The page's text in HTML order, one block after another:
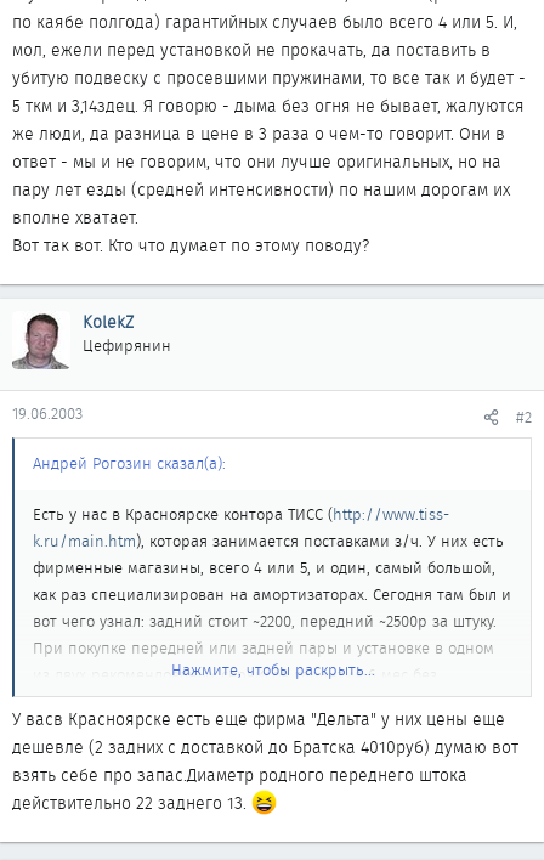
по каябе полгода) гарантийных случаев было всего 4 или 5. И,
мол, ежели перед установкой не прокачать, да поставить в
убитую подвеску с просевшими пружинами, то все так и будет -
5 ткм и 3,14здец. Я говорю - дыма без огня не бывает, жалуются
же люди, да разница в цене в 3 раза о чем-то говорит. Они в
ответ - мы и не говорим, что они лучше оригинальных, но на
пару лет езды (средней интенсивности) по нашим дорогам их
вполне хватает.
Вот так вот. Кто что думает по этому поводу?
KolekZ
Цефирянин
19.06.2003 #2
Андрей Рогозин сказал(а):
Есть у нас в Красноярске контора ТИСС (http://www.tiss-
k.ru/main.htm), которая занимается поставками з/ч. У них есть
фирменные магазины, всего 4 или 5, и один, самый большой,
как раз специализирован на амортизаторах. Сегодня там был и
вот чего узнал: задний стоит ~2200, передний ~2500р за штуку.
При покупке передней или задней пары и установке в одном
из двух рекомендованых сервисов гарантия 6 мес без
ограничения пробега, если взял все 4 шт, то год без
ограничения пробега. Взял я стойку переднюю и долго ее
разглядывал. Помню, кто-то говорил, что сделаны неаккуратно
- ничего подобного, по моему вполне себе ничего. Диаметр
штока 22 мм (а у оригинальной стойки какой?). На вопрос, не
Нажмите, чтобы раскрыть...
У васв Красноярске есть еще фирма "Дельта" у них цены еще
дешевле (2 задних с доставкой до Братска 4010руб) думаю вот
взять себе про запас.Диаметр родного переднего штока
действительно 22 заднего 13.